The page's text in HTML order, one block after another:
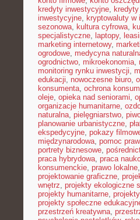
kredyty inwestycyjne,
inwestycyjne, kryptowaluty w
sezonowa, kultura cyfrowa,
specjalistyczne, laptopy,
marketing internetowy,
ogrodowe, medycyna
ogrodnictwo, mikroekonomia,
monitoring rynku inwestycji,
edukacji, nowoczesne biuro,
konsumenta, ochrona
oleje, opieka nad seniorami,
organizacje humanitarne,
naturalna, pielęgniarstwo,
planowanie urbanistyczne,
ekspedycyjne, pokazy
międzynarodowa, pomoc
portrety biznesowe,
praca hybrydowa, praca
konsumenckie, prawo lokalne,
projektowanie graficzne,
wnętrz, projekty ekologiczne
projekty humanitarne,
projekty społeczne
przestrzeń kreatywna,